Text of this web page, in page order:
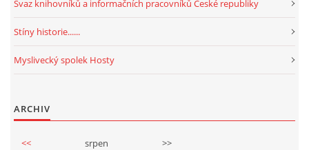
Svaz knihovníků a informačních pracovníků České republiky
Stíny historie......
Myslivecký spolek Hosty
ARCHIV
<< srpen
>>